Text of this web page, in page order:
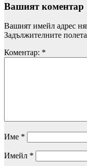
Вашият коментар
Вашият имейл адрес
Задължителните
Коментар: *
Име *
Имейл *